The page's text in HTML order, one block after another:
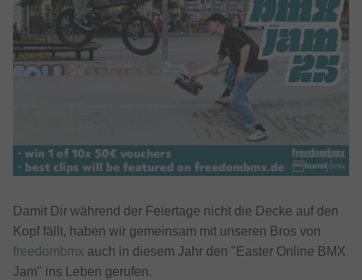
Damit Dir während der Feiertage nicht die Decke auf den
Kopf fällt, haben wir gemeinsam mit unseren Bros von
freedombmx auch in diesem Jahr den "Easter Online BMX
Jam" ins Leben gerufen.